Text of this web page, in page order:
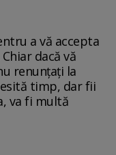
a vă accepta
dacă vă
renunțați la
timp, dar fii
va fi multă